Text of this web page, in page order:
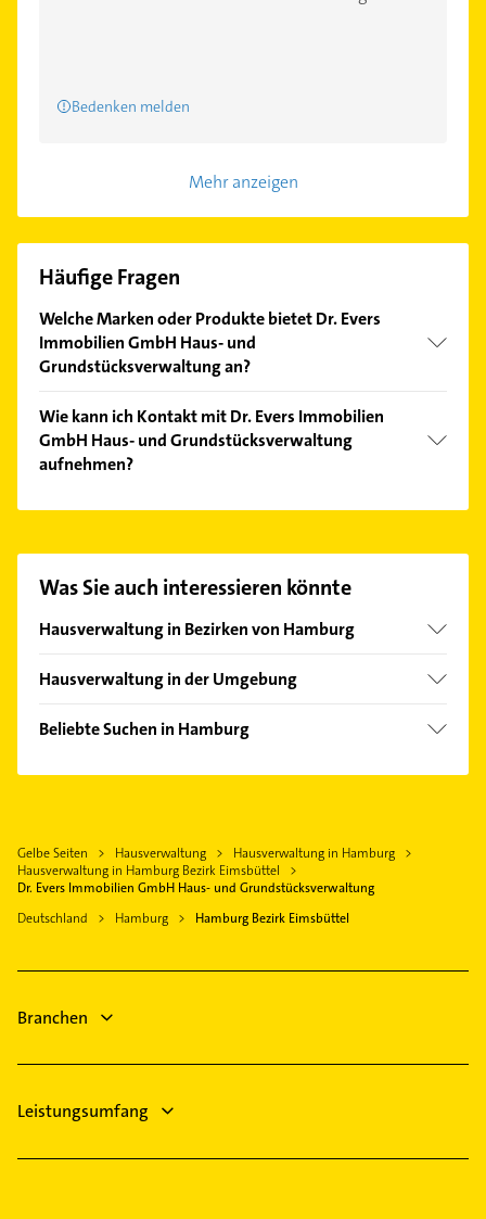
Bedenken melden
Mehr anzeigen
Häufige Fragen
Welche Marken oder Produkte bietet Dr. Evers
Immobilien GmbH Haus- und
Grundstücksverwaltung an?
Eigentumswohnung, Mietwohnung, Wohneigentum
und Wohnungseigentum.
Wie kann ich Kontakt mit Dr. Evers Immobilien
GmbH Haus- und Grundstücksverwaltung
aufnehmen?
unserem Kontaktdaten-Bereich auswählen. Hier
finden Sie alle
Kontaktdaten
Was Sie auch interessieren könnte
Hausverwaltung in Bezirken von Hamburg
Bezirk Altona
Bezirk Hamburg-Mitte
Hamburg-Altstadt
Hausverwaltung in der Umgebung
Norderstedt
Rellingen
Barsbüttel
Henstedt-Ulzburg
Wedel
Beliebte Suchen in Hamburg
Gebäudereinigung
Gartenbau & Landschaftsbau
Kammerjäger
Kanalreinigung
Gelbe Seiten Hausverwaltung
Hausverwaltung in Hamburg
Hausverwaltung in Hamburg Bezirk Eimsbüttel
Dr. Evers Immobilien GmbH Haus- und Grundstücksverwaltung
Deutschland
Hamburg Hamburg Bezirk Eimsbüttel
Branchen
Leistungsumfang